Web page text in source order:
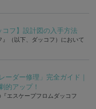
コフ】設計図の入手方法
』（以下、ダッコフ）において
ーダー修理」完全ガイド｜
的アップ！
エスケープフロムダッコフ